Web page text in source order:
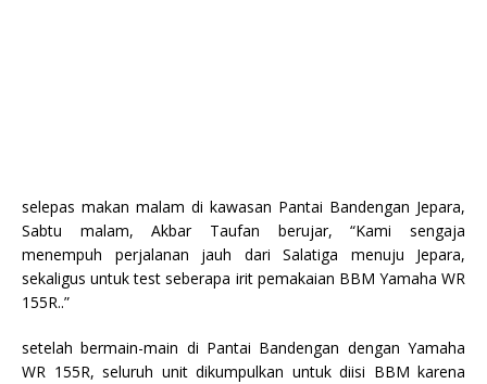
selepas makan malam di kawasan Pantai Bandengan Jepara,
Sabtu malam, Akbar Taufan berujar, “Kami sengaja
menempuh perjalanan jauh dari Salatiga menuju Jepara,
sekaligus untuk test seberapa irit pemakaian BBM Yamaha WR
155R..”
setelah bermain-main di Pantai Bandengan dengan Yamaha
WR 155R, seluruh unit dikumpulkan untuk diisi BBM karena